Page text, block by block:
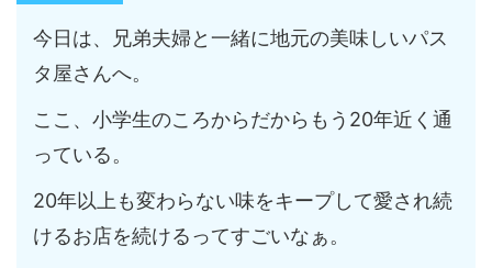
今日は、兄弟夫婦と一緒に地元の美味しいパス
タ屋さんへ。
ここ、小学生のころからだからもう20年近く通
っている。
20年以上も変わらない味をキープして愛され続
けるお店を続けるってすごいなぁ。